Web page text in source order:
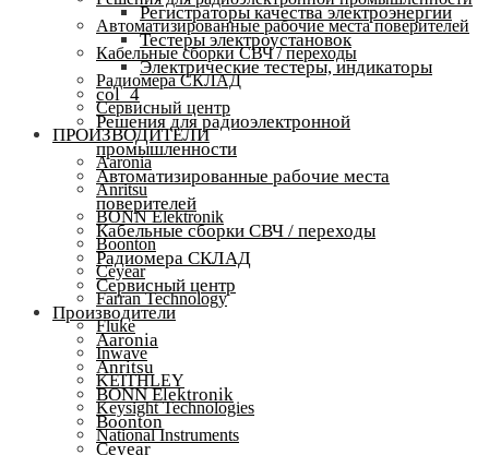
Автоматизированные рабочие места поверителей
Кабельные сборки СВЧ / переходы
Радиомера СКЛАД
Сервисный центр
ПРОИЗВОДИТЕЛИ
Aaronia
Anritsu
BONN Elektronik
Boonton
Ceyear
Farran Technology
Fluke
Inwave
KEITHLEY
Keysight Technologies
National Instruments
Регистраторы качества электроэнергии
Тестеры электроустановок
Электрические тестеры, индикаторы
col_4
Решения для радиоэлектронной
промышленности
Автоматизированные рабочие места
поверителей
Кабельные сборки СВЧ / переходы
Радиомера СКЛАД
Сервисный центр
Производители
Aaronia
Anritsu
BONN Elektronik
Boonton
Ceyear